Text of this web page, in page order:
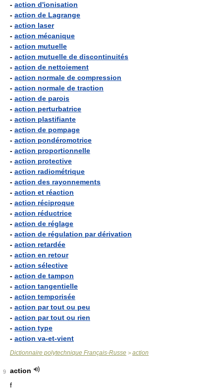
- action d'ionisation
- action de Lagrange
- action laser
- action mécanique
- action mutuelle
- action mutuelle de discontinuités
- action de nettoiement
- action normale de compression
- action normale de traction
- action de parois
- action perturbatrice
- action plastifiante
- action de pompage
- action pondéromotrice
- action proportionnelle
- action protective
- action radiométrique
- action des rayonnements
- action et réaction
- action réciproque
- action réductrice
- action de réglage
- action de régulation par dérivation
- action retardée
- action en retour
- action sélective
- action de tampon
- action tangentielle
- action temporisée
- action par tout ou peu
- action par tout ou rien
- action type
- action va-et-vient
Dictionnaire polytechnique Français-Russe > action
9
action
f